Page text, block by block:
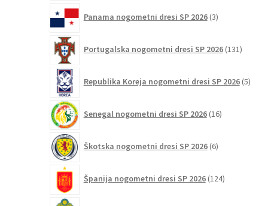
Panama nogometni dresi SP 2026 3izdelki
Portugalska nogometni dresi SP 2026 131
Republika Koreja nogometni dresi SP 2026 5
Senegal nogometni dresi SP 2026 16izdelkov
Škotska nogometni dresi SP 2026 6izdelkov
Španija nogometni dresi SP 2026 124izdelkov